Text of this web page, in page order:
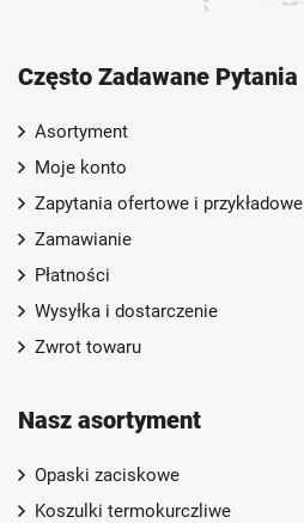
Często Zadawane Pytania
Asortyment
Moje konto
Zapytania ofertowe i przykładowe
Zamawianie
Płatności
Wysyłka i dostarczenie
Zwrot towaru
Nasz asortyment
Opaski zaciskowe
Koszulki termokurczliwe